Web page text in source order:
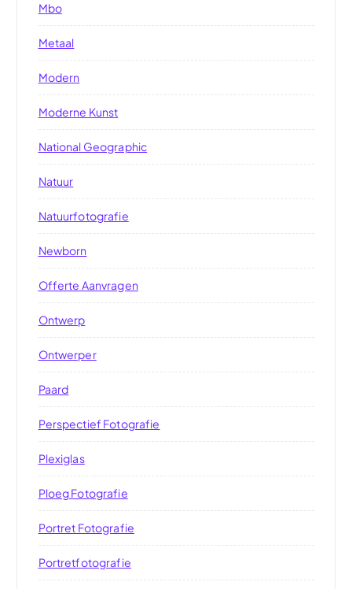
Mbo
Metaal
Modern
Moderne Kunst
National Geographic
Natuur
Natuurfotografie
Newborn
Offerte Aanvragen
Ontwerp
Ontwerper
Paard
Perspectief Fotografie
Plexiglas
Ploeg Fotografie
Portret Fotografie
Portretfotografie